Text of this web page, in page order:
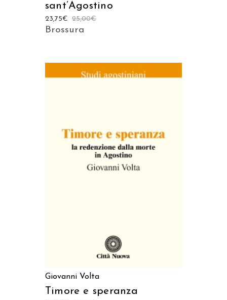
sant’Agostino
25,00€
23,75€
Brossura
AGGIUNGI AL CARRELLO
Giovanni Volta
Timore e speranza